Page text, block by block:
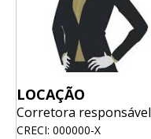
LOCAÇÃO
Corretora responsável
CRECI: 000000-X